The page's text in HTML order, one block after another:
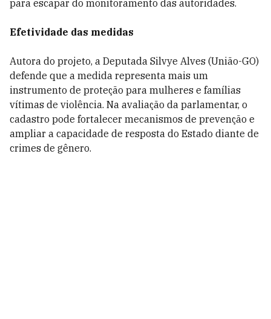
para escapar do monitoramento das autoridades.
Efetividade das medidas
Autora do projeto, a Deputada Silvye Alves (União-GO)
defende que a medida representa mais um
instrumento de proteção para mulheres e famílias
vítimas de violência. Na avaliação da parlamentar, o
cadastro pode fortalecer mecanismos de prevenção e
ampliar a capacidade de resposta do Estado diante de
crimes de gênero.